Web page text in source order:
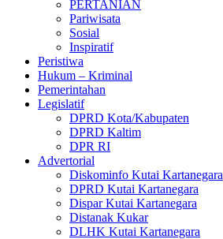
PERTANIAN
Pariwisata
Sosial
Inspiratif
Peristiwa
Hukum – Kriminal
Pemerintahan
Legislatif
DPRD Kota/Kabupaten
DPRD Kaltim
DPR RI
Advertorial
Diskominfo Kutai Kartanegara
DPRD Kutai Kartanegara
Dispar Kutai Kartanegara
Distanak Kukar
DLHK Kutai Kartanegara